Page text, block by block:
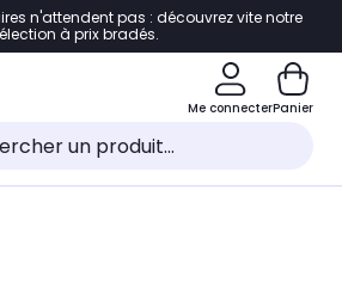
à la navigation
au pied de page
au chatbot
n'attendent pas : découvrez vite notre
à prix bradés.
Me connecterPanier